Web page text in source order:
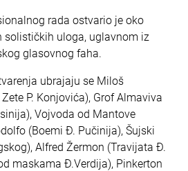
rada ostvario je oko
solističkih uloga, uglavnom iz
glasovnog faha.
ubrajaju se Miloš
P. Konjovića), Grof Almaviva
Vojvoda od Mantove
(Boemi Đ. Pučinija), Šujski
Alfred Žermon (Travijata Đ.
maskama Đ.Verdija), Pinkerton